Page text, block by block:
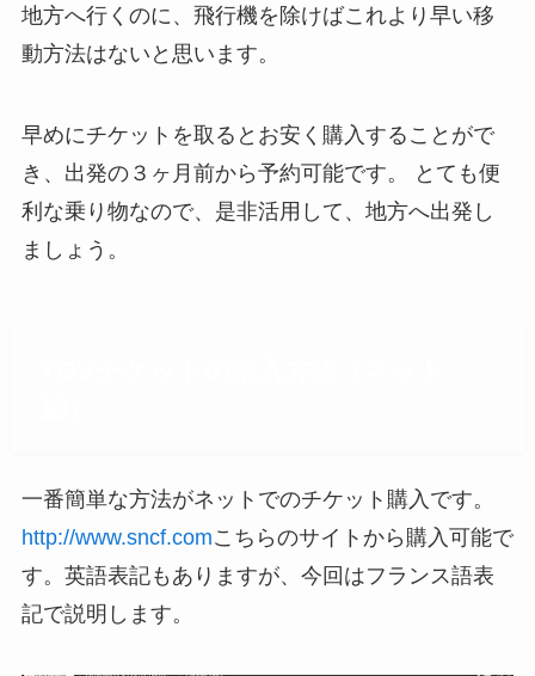
地方へ行くのに、飛行機を除けばこれより早い移
動方法はないと思います。
早めにチケットを取るとお安く購入することがで
き、出発の３ヶ月前から予約可能です。 とても便
利な乗り物なので、是非活用して、地方へ出発し
ましょう。
一番簡単な方法がネットでのチケット購入です。
http://www.sncf.comこちらのサイトから購入可能で
す。英語表記もありますが、今回はフランス語表
記で説明します。